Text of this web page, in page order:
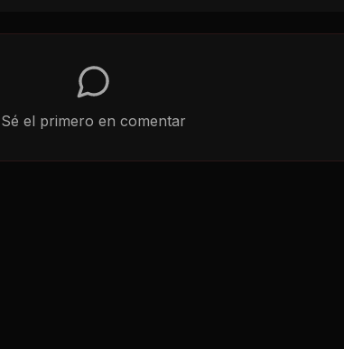
Sé el primero en comentar